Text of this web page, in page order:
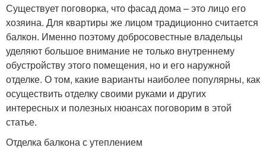
Существует поговорка, что фасад дома – это лицо его
хозяина. Для квартиры же лицом традиционно считается
балкон. Именно поэтому добросовестные владельцы
уделяют большое внимание не только внутреннему
обустройству этого помещения, но и его наружной
отделке. О том, какие варианты наиболее популярны, как
осуществить отделку своими руками и других
интересных и полезных нюансах поговорим в этой
статье.
Отделка балкона с утеплением